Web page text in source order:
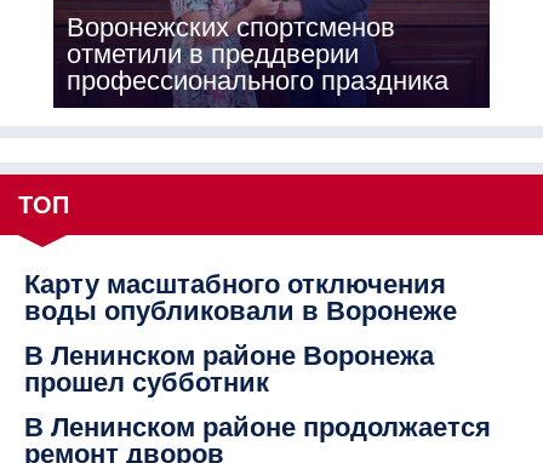
Воронежских спортсменов
отметили в преддверии
профессионального праздника
ТОП
Карту масштабного отключения
воды опубликовали в Воронеже
В Ленинском районе Воронежа
прошел субботник
В Ленинском районе продолжается
ремонт дворов